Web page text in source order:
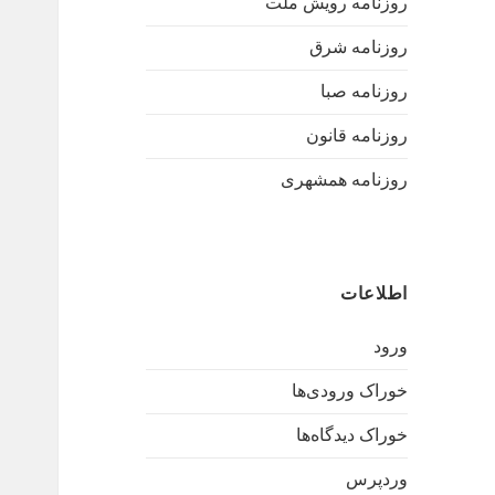
روزنامه شرق
روزنامه صبا
روزنامه قانون
روزنامه همشهری
اطلاعات
ورود
خوراک ورودی‌ها
خوراک دیدگاه‌ها
وردپرس